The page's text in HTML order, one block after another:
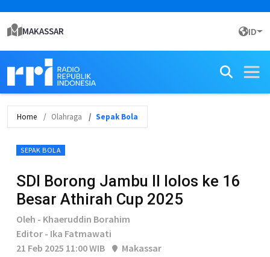
MAKASSAR ID
Home Olahraga Sepak Bola
SEPAK BOLA
SDI Borong Jambu II lolos ke 16
Besar Athirah Cup 2025
Oleh - Khaeruddin Borahim
Editor - Ika Fatmawati
21 Feb 2025 11:00 WIB
Makassar